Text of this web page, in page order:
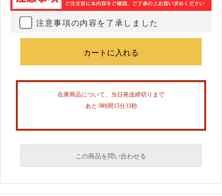
注意事項の内容を了承しました
在庫商品について、当日発送締切りまで
あと 9時間15分33秒
この商品を問い合わせる